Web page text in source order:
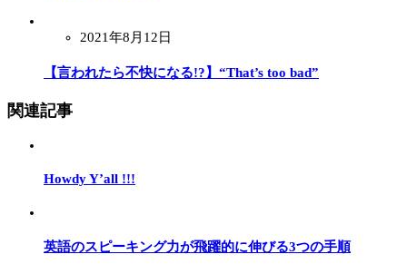
2021年8月12日
【言われたら不快になる!?】“That’s too bad”
関連記事
Howdy Y’all !!!
英語のスピーキング力が飛躍的に伸びる3つの手順